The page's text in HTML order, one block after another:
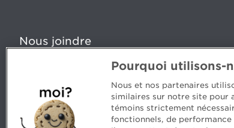
Nous joindre
5, Place Ville Marie, bureau 800, Montréal
Des questions? Faites appel à notre équipe >
Pourquoi utilisons-
Nous et nos partenaires
similaires sur notre site pour
témoins strictement
fonctionnels, de